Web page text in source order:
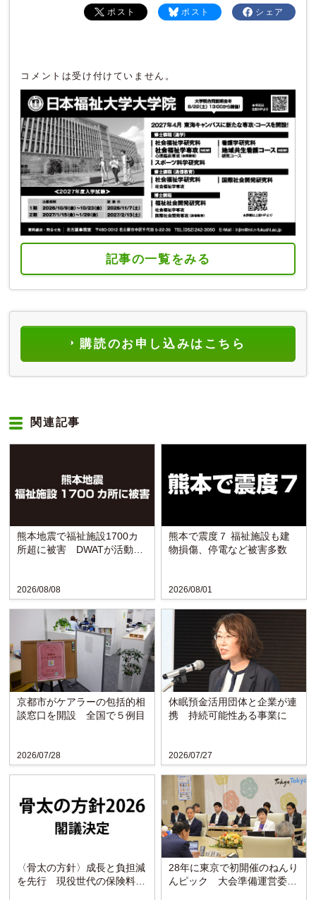
シェア
ポスト
ポスト
コメントは受け付けていません。
記事の一覧をみる
購読のお申し込みはこちら
関連記事
2026/08/08
熊本地震で福祉施設1700カ
所超に被害 DWATが活動開
2026/08/01
熊本で震度７ 福祉施設も建
物損傷、停電など被害多数
2026/07/28
京都市がケアラーの包括的相
談窓口を開設 全国で５例目
2026/07/27
休眠預金活用団体と企業が連
携 持続可能性ある事業に
〈骨太の方針〉成長と負担減
を先行 現役世代の保険料引
28年に東京で初開催のねんり
んピック 大会準備運営委が